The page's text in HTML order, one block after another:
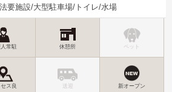
要施設/大型駐車場/トイレ/水場
常駐 休憩所 ペット
ス良 送迎 新オープン